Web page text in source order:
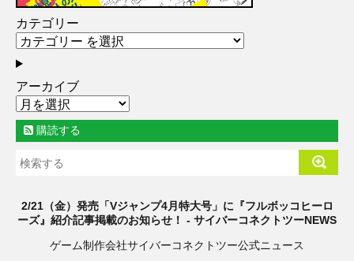
カテゴリー
アーカイブ
購読する
2/21（金）発売「Vジャンプ4月特大号」に『フルボッコヒーロ
ーズ』紹介記事掲載のお知らせ！ - サイバーコネクトツーNEWS
ゲーム制作会社サイバーコネクトツー公式ニュース